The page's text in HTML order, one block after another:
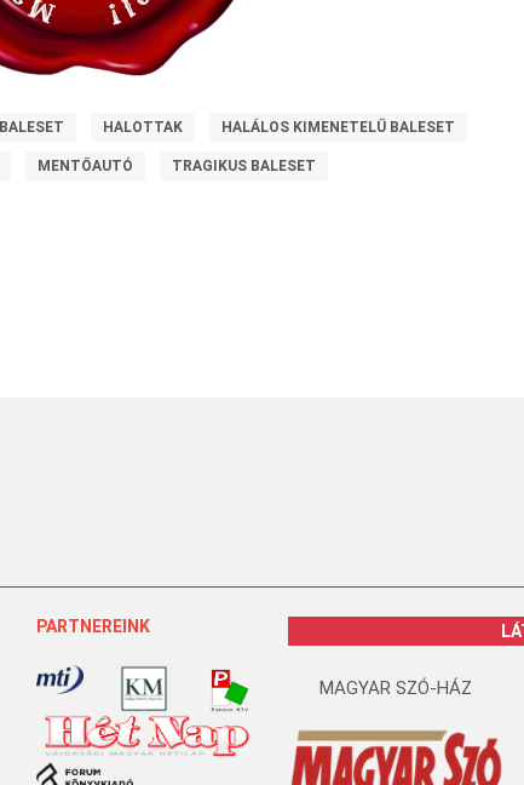
BALESET HALOTTAK HALÁLOS KIMENETELŰ BALESET
MENTŐAUTÓ TRAGIKUS BALESET
PARTNEREINK
MAGYAR SZÓ-HÁZ